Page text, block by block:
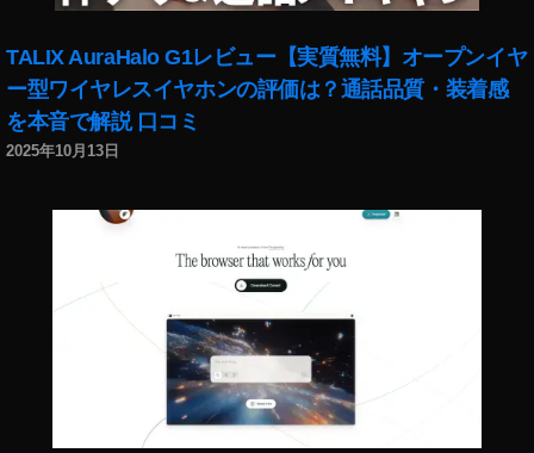
TALIX AuraHalo G1レビュー【実質無料】オープンイヤ
ー型ワイヤレスイヤホンの評価は？通話品質・装着感
を本音で解説 口コミ
2025年10月13日